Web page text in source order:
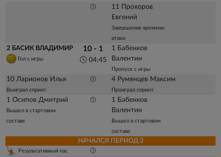
11 Прохоров
Евгений
Завершение времени
атаки
2 БАСИК ВЛАДИМИР
Гол с игры
10 - 1
04:45
1 Бабенков
Валентин
Пропуск с игры
10 Ларионов Илья
Выиграл спринт
4 Румянцев Максим
Проиграл спринт
1 Осипов Дмитрий
Вышел в стартовом
составе
1 Бабенков
Валентин
Вышел в стартовом
составе
НАЧАЛСЯ ПЕРИОД 3
Результативный пас